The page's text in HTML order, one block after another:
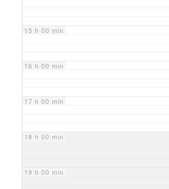
15 h 00 min
16 h 00 min
17 h 00 min
18 h 00 min
19 h 00 min